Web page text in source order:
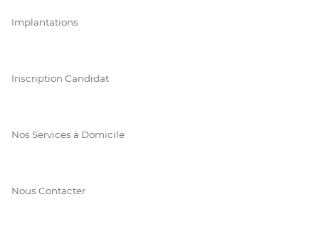
Implantations
Inscription Candidat
Nos Services à Domicile
Nous Contacter